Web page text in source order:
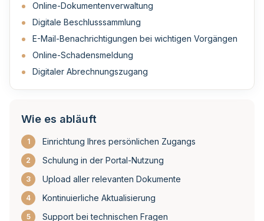
Online-Dokumentenverwaltung
Digitale Beschlusssammlung
E-Mail-Benachrichtigungen bei wichtigen Vorgängen
Online-Schadensmeldung
Digitaler Abrechnungszugang
Wie es abläuft
1 Einrichtung Ihres persönlichen Zugangs
2 Schulung in der Portal-Nutzung
3 Upload aller relevanten Dokumente
4 Kontinuierliche Aktualisierung
5 Support bei technischen Fragen